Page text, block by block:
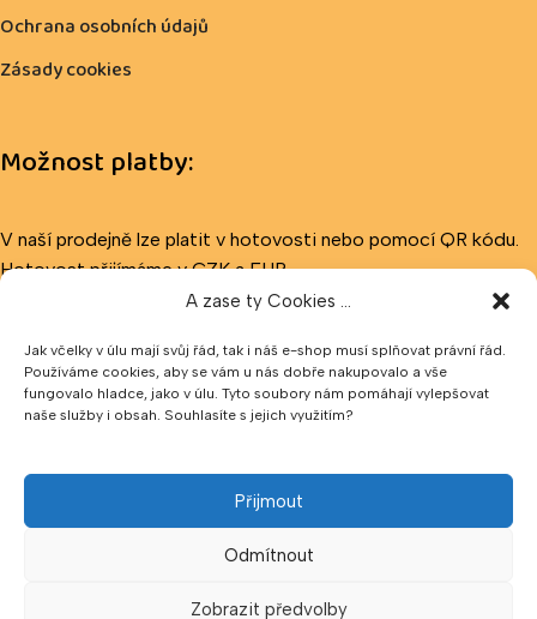
A zase ty Cookies ...
Jak včelky v úlu mají svůj řád, tak i náš e-shop musí splňovat právní řád.
Používáme cookies, aby se vám u nás dobře nakupovalo a vše
fungovalo hladce, jako v úlu. Tyto soubory nám pomáhají vylepšovat
naše služby i obsah. Souhlasíte s jejich využitím?
Přijmout
Odmítnout
Zobrazit předvolby
Ochrana osobních údajů
Zásady cookies
Možnost platby:
V naší prodejně lze platit v hotovosti nebo pomocí QR kódu.
Hotovost přijímáme v CZK a EUR.
Sledujte nás